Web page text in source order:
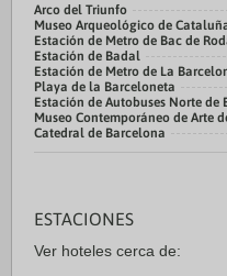
Arco del Triunfo
Museo Arqueológico de
Estación de Metro de Bac de
Estación de Badal
Estación de Metro de La
Playa de la Barceloneta
Estación de Autobuses Norte de
Museo Contemporáneo de Arte
Catedral de Barcelona
ESTACIONES
Ver hoteles cerca de: